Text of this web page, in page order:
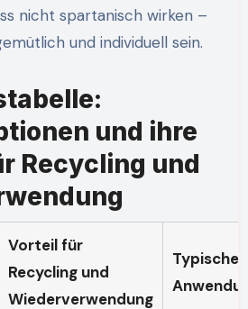
nicht spartanisch wirken –
und individuell sein.
und ihre
Recycling und
Vorteil für
Recycling und
Wiederverwendung
Typische